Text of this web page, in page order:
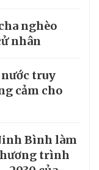
nghèo
nhân
truy
cảm cho
Bình làm
trình